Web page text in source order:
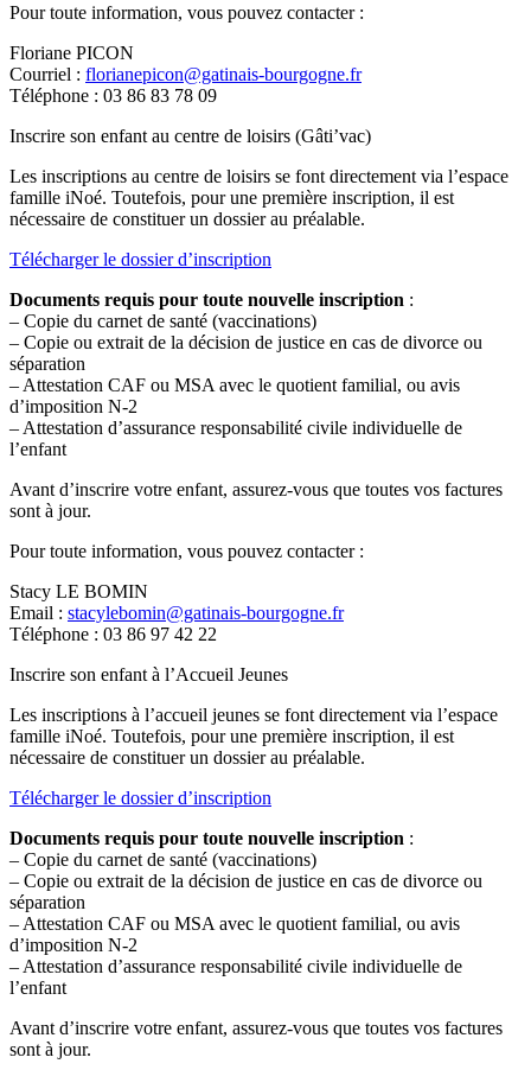
Pour toute information, vous pouvez contacter :
Floriane PICON
Courriel : florianepicon@gatinais-bourgogne.fr
Téléphone : 03 86 83 78 09
Inscrire son enfant au centre de loisirs (Gâti’vac)
Les inscriptions au centre de loisirs se font directement via l’espace
famille iNoé. Toutefois, pour une première inscription, il est
nécessaire de constituer un dossier au préalable.
Télécharger le dossier d’inscription
Documents requis pour toute nouvelle inscription :
– Copie du carnet de santé (vaccinations)
– Copie ou extrait de la décision de justice en cas de divorce ou
séparation
– Attestation CAF ou MSA avec le quotient familial, ou avis
d’imposition N-2
– Attestation d’assurance responsabilité civile individuelle de
l’enfant
Avant d’inscrire votre enfant, assurez-vous que toutes vos factures
sont à jour.
Pour toute information, vous pouvez contacter :
Stacy LE BOMIN
Email : stacylebomin@gatinais-bourgogne.fr
Téléphone : 03 86 97 42 22
Inscrire son enfant à l’Accueil Jeunes
Les inscriptions à l’accueil jeunes se font directement via l’espace
famille iNoé. Toutefois, pour une première inscription, il est
nécessaire de constituer un dossier au préalable.
Télécharger le dossier d’inscription
Documents requis pour toute nouvelle inscription :
– Copie du carnet de santé (vaccinations)
– Copie ou extrait de la décision de justice en cas de divorce ou
séparation
– Attestation CAF ou MSA avec le quotient familial, ou avis
d’imposition N-2
– Attestation d’assurance responsabilité civile individuelle de
l’enfant
Avant d’inscrire votre enfant, assurez-vous que toutes vos factures
sont à jour.